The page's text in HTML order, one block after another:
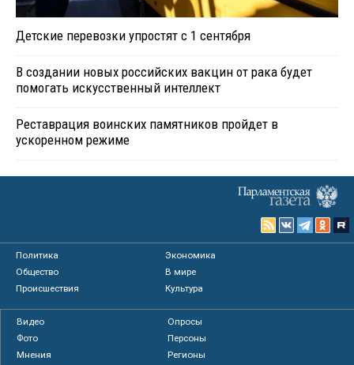
Детские перевозки упростят с 1 сентября
В создании новых российских вакцин от рака будет
помогать искусственный интеллект
Реставрация воинских памятников пройдет в
ускоренном режиме
Политика
Экономика
Общество
В мире
Происшествия
Культура
Видео
Опросы
Фото
Персоны
Мнения
Регионы